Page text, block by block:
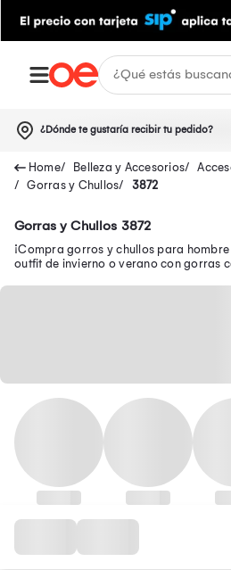
¿Dónde te gustaría recibir tu pedido?
Belleza y Accesorios
Gorras y Chullos
3872
Gorras y Chullos 3872
¡Compra gorros y chullos para
outfit de invierno o verano con gorras